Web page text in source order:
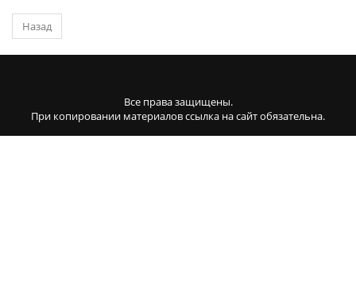
Назад
Все права защищены.
При копировании материалов ссылка на сайт обязательна.